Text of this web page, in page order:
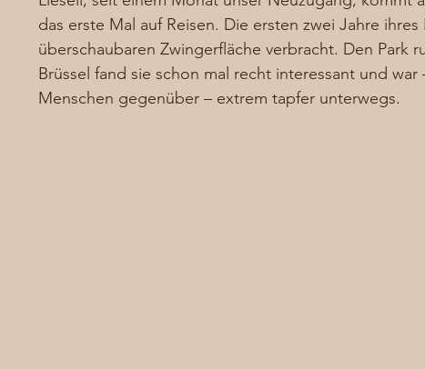
das erste Mal auf Reisen. Die ersten zwei Jahre
überschaubaren Zwingerfläche verbracht. Den Park
Brüssel fand sie schon mal recht interessant und
Menschen gegenüber – extrem tapfer unterwegs.